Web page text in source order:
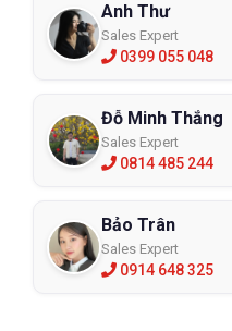
Anh Thư
Sales Expert
0399 055 048
Đỗ Minh Thắng
Sales Expert
0814 485 244
Bảo Trân
Sales Expert
0914 648 325